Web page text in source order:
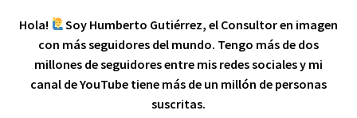
was:
$ 97,00.
is:
$ 20,00.
Hola!
Soy Humberto Gutiérrez, el Consultor en imagen
con más seguidores del mundo. Tengo más de dos
millones de seguidores entre mis redes sociales y mi
canal de YouTube tiene más de un millón de personas
suscritas.